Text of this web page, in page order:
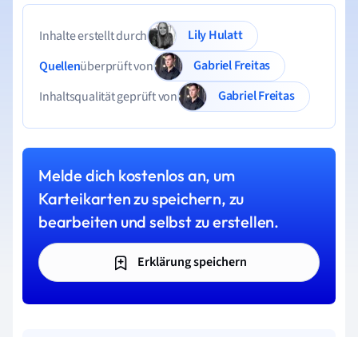
Inhalte erstellt durch
Lily Hulatt
Quellenüberprüft von
Gabriel Freitas
Inhaltsqualität geprüft von
Gabriel Freitas
Melde dich kostenlos an, um
Karteikarten zu speichern, zu
bearbeiten und selbst zu erstellen.
Erklärung speichern